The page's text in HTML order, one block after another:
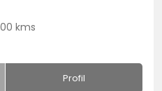
kms
Profil